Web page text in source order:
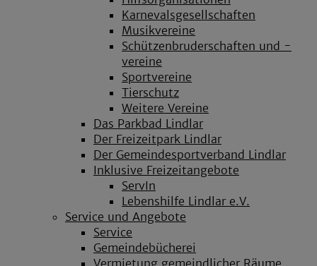
Karnevalsgesellschaften
Musikvereine
Schützenbruderschaften und -
vereine
Sportvereine
Tierschutz
Weitere Vereine
Das Parkbad Lindlar
Der Freizeitpark Lindlar
Der Gemeindesportverband Lindlar
Inklusive Freizeitangebote
ServIn
Lebenshilfe Lindlar e.V.
Service und Angebote
Service
Gemeindebücherei
Vermietung gemeindlicher Räume